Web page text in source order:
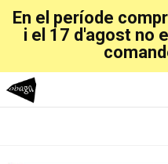
En el període
i el 17 d'agost no